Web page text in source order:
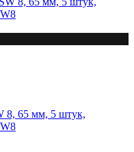
8, 65 мм, 5 штук,